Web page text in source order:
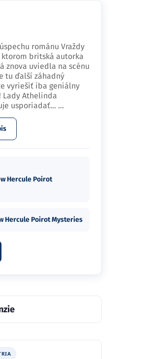
románu Vraždy
ktorom britská autorka
znova uviedla na scénu
tu ďalší záhadný
vyriešiť iba geniálny
Athelinda
usporiadať… ...
Hercule Poirot
Hercule Poirot Mysteries